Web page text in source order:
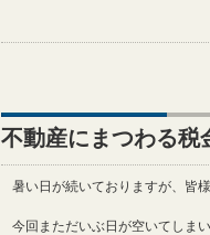
不動産にまつわる税
暑い日が続いておりますが、皆
今回まただいぶ日が空いてしま